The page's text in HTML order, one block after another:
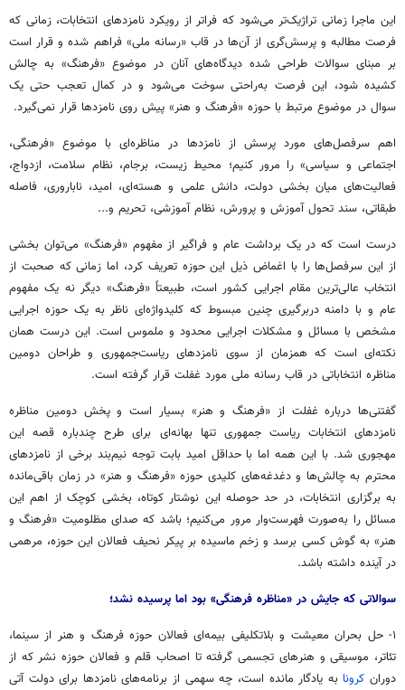
این ماجرا زمانی تراژیک‌تر می‌شود که فراتر از رویکرد نامزدهای انتخابات، زمانی که
فرصت مطالبه و پرسش‌گری از آن‌ها در قاب «رسانه ملی» فراهم شده و قرار است
بر مبنای سوالات طراحی شده دیدگاه‌های آنان در موضوع «فرهنگ» به چالش
کشیده شود، این فرصت به‌راحتی سوخت می‌شود و در کمال تعجب حتی یک
سوال در موضوع مرتبط با حوزه «فرهنگ و هنر» پیش روی نامزدها قرار نمی‌گیرد.
اهم سرفصل‌های مورد پرسش از نامزدها در مناظره‌ای با موضوع «فرهنگی،
اجتماعی و سیاسی» را مرور کنیم؛ محیط زیست، برجام، نظام سلامت، ازدواج،
فعالیت‌های میان بخشی دولت، دانش علمی و هسته‌ای، امید، ناباروری، فاصله
طبقاتی، سند تحول آموزش و پرورش، نظام آموزشی، تحریم و...
درست است که در یک برداشت عام و فراگیر از مفهوم «فرهنگ» می‌توان بخشی
از این سرفصل‌ها را با اغماض ذیل این حوزه تعریف کرد، اما زمانی که صحبت از
انتخاب عالی‌ترین مقام اجرایی کشور است، طبیعتاً «فرهنگ» دیگر نه یک مفهوم
عام و با دامنه دربرگیری چنین مبسوط که کلیدواژه‌ای ناظر به یک حوزه اجرایی
مشخص با مسائل و مشکلات اجرایی محدود و ملموس است. این درست همان
نکته‌ای است که همزمان از سوی نامزدهای ریاست‌جمهوری و طراحان دومین
مناظره انتخاباتی در قاب رسانه ملی مورد غفلت قرار گرفته است.
گفتنی‌ها درباره غفلت از «فرهنگ و هنر» بسیار است و پخش دومین مناظره
نامزدهای انتخابات ریاست جمهوری تنها بهانه‌ای برای طرح چندباره قصه این
مهجوری شد. با این همه اما با حداقل امید بابت توجه نیم‌بند برخی از نامزدهای
محترم به چالش‌ها و دغدغه‌های کلیدی حوزه «فرهنگ و هنر» در زمان باقی‌مانده
به برگزاری انتخابات، در حد حوصله این نوشتار کوتاه، بخشی کوچک از اهم این
مسائل را به‌صورت فهرست‌وار مرور می‌کنیم؛ باشد که صدای مظلومیت «فرهنگ و
هنر» به گوش کسی برسد و زخم ماسیده بر پیکر نحیف فعالان این حوزه، مرهمی
در آینده داشته باشد.
سوالاتی که جایش در «مناظره فرهنگی» بود اما پرسیده نشد؛
۱- حل بحران معیشت و بلاتکلیفی بیمه‌ای فعالان حوزه فرهنگ و هنر از سینما،
تئاتر، موسیقی و هنرهای تجسمی گرفته تا اصحاب قلم و فعالان حوزه نشر که از
دورانکرونا به یادگار مانده است، چه سهمی از برنامه‌های نامزدها برای دولت آتی